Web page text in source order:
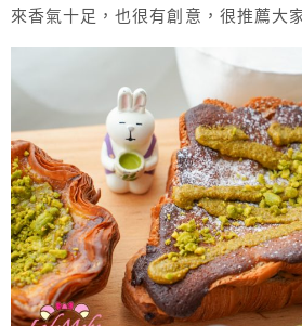
來香氣十足，也很有創意，很推薦大